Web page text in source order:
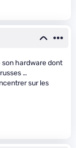
son hardware dont
…
sur les